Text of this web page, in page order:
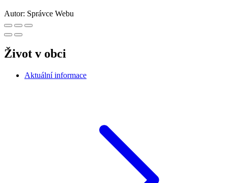
Autor: Správce Webu
Život v obci
Aktuální informace